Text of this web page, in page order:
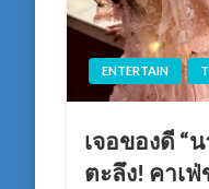
ENTERTAIN
เจอของดี “
ตะลึง! คาเ